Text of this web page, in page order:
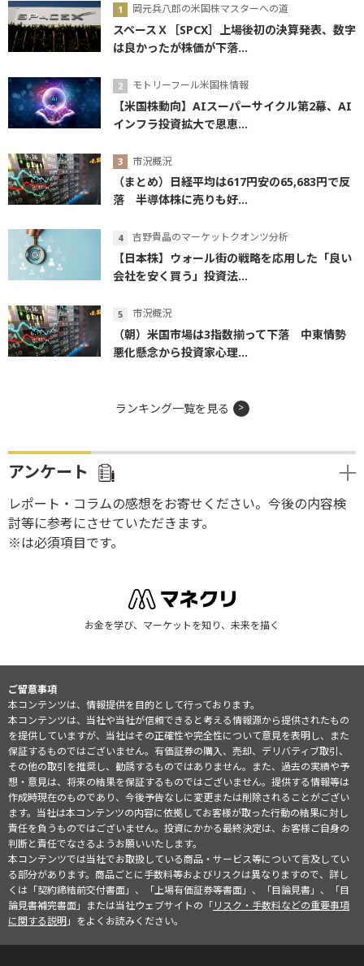
岡元兵八郎の米国株マスターへの道
スペースＸ［SPCX］上場後初の決算発表、数字
は良かったが株価が下落...
モトリーフール米国株情報
【米国株動向】AIスーパーサイクル第2幕、AI
インフラ投資拡大で恩恵...
市況概況
（まとめ）日経平均は617円安の65,683円で反
落 半導体株に売りも好...
吉野貴晶のマーケットクオンツ分析
【日本株】ウォール街の戦略を応用した「良い
会社を安く買う」投資法...
市況概況
（朝）米国市場は3指数揃って下落 中東情勢
悪化懸念から投資家心理...
ランキング一覧を見る
アンケート
レポート・コラムの感想をお寄せください。今後の内容検
討等に参考にさせていただきます。
※は必須項目です。
お金を学び、マーケットを知り、未来を描く
ご留意事項
本コンテンツは、情報提供を目的として行っております。
本コンテンツは、当社や当社が信頼できると考える情報源から提供されたもの
を提供していますが、当社はその正確性や完全性について意見を表明し、また
保証するものではございません。有価証券の購入、売却、デリバティブ取引、
その他の取引を推奨し、勧誘するものではありません。また、過去の実績や予
想・意見は、将来の結果を保証するものではございません。提供する情報等は
作成時現在のものであり、今後予告なしに変更または削除されることがござい
ます。当社は本コンテンツの内容に依拠してお客様が取った行動の結果に対し
責任を負うものではございません。投資にかかる最終決定は、お客様ご自身の
判断と責任でなさるようお願いいたします。
本コンテンツでは当社でお取扱している商品・サービス等について言及してい
る部分があります。商品ごとに手数料等およびリスクは異なりますので、詳し
くは「契約締結前交付書面」、「上場有価証券等書面」、「目論見書」、「目
論見書補完書面」または当社ウェブサイトの「リスク・手数料などの重要事項
に関する説明」をよくお読みください。